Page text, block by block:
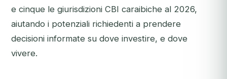
e cinque le giurisdizioni CBI caraibiche al 2026,
aiutando i potenziali richiedenti a prendere
decisioni informate su dove investire, e dove
vivere.